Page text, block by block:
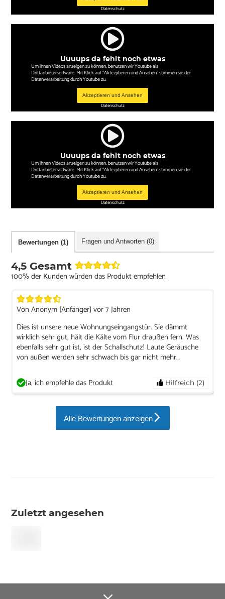
Datenschutz
Uuuups da fehlt noch etwas
Um ihnen Videos anzeigen zu können, benutzen wir Youtube als
Drittanbietersoftware. Mit Klick auf "Aktezptieren und Ansehen" stimmen sie der
Datenverarbeitung durch Youtube zu.
Akzeptieren und Ansehen
Datenschutz
Uuuups da fehlt noch etwas
Um ihnen Videos anzeigen zu können, benutzen wir Youtube als
Drittanbietersoftware. Mit Klick auf "Aktezptieren und Ansehen" stimmen sie der
Datenverarbeitung durch Youtube zu.
Akzeptieren und Ansehen
Datenschutz
Bewertungen (1) Fragen und Antworten (0)
4,5 Gesamt
100% der Kunden würden das Produkt empfehlen
Von Anonym [Anfänger] vor 7 Jahren
Dies ist unsere neue Wohnungseingangstür. Sie dämmt
wirklich sehr gut, hält die Kälte vom Flur draußen fern. Was
ebenfalls sehr gut ist, ist der Schallschutz! Laute Geräusche
von außen werden sehr schwach bis gar nicht mehr
Ja, ich empfehle das Produkt
Hilfreich (2)
Alle Bewertungen anzeigen
Zuletzt angesehen